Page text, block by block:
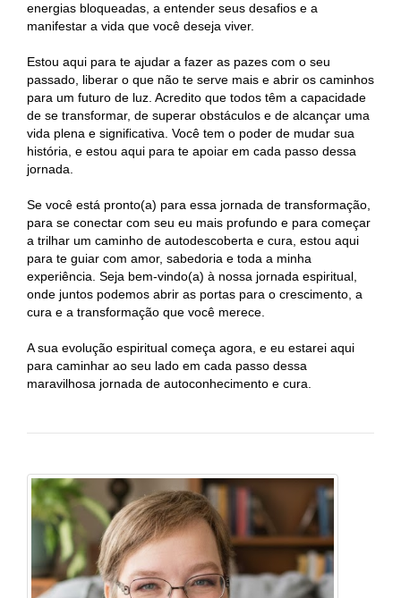
energias bloqueadas, a entender seus desafios e a
manifestar a vida que você deseja viver.
Estou aqui para te ajudar a fazer as pazes com o seu
passado, liberar o que não te serve mais e abrir os caminhos
para um futuro de luz. Acredito que todos têm a capacidade
de se transformar, de superar obstáculos e de alcançar uma
vida plena e significativa. Você tem o poder de mudar sua
história, e estou aqui para te apoiar em cada passo dessa
jornada.
Se você está pronto(a) para essa jornada de transformação,
para se conectar com seu eu mais profundo e para começar
a trilhar um caminho de autodescoberta e cura, estou aqui
para te guiar com amor, sabedoria e toda a minha
experiência. Seja bem-vindo(a) à nossa jornada espiritual,
onde juntos podemos abrir as portas para o crescimento, a
cura e a transformação que você merece.
A sua evolução espiritual começa agora, e eu estarei aqui
para caminhar ao seu lado em cada passo dessa
maravilhosa jornada de autoconhecimento e cura.